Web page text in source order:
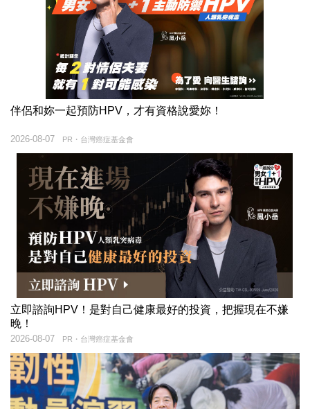
伴侶和妳一起預防HPV，才有資格說愛妳！
PR・台灣癌症基金會
2026-08-07
立即諮詢HPV！是對自己健康最好的投資，把握現在不嫌
晚！
PR・台灣癌症基金會
2026-08-07